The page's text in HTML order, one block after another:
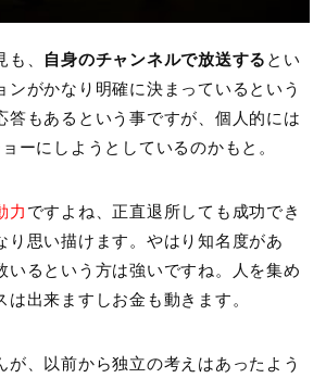
、 自身のチャンネルで放送する とい
ンがかなり明確に決まっているという
答もあるという事ですが、個人的には
ーにしようとしているのかもと。
力 ですよね、正直退所しても成功でき
り思い描けます。やはり知名度があ
いるという方は強いですね。人を集め
は出来ますしお金も動きます。
が、以前から独立の考えはあったよう